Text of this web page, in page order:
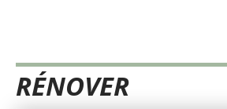
RÉNOVER